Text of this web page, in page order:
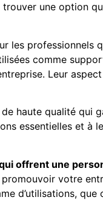
trouver une option
les professionnels
comme
Leur
haute qualité qui
essentielles et à
offrent une
votre
d’utilisations,